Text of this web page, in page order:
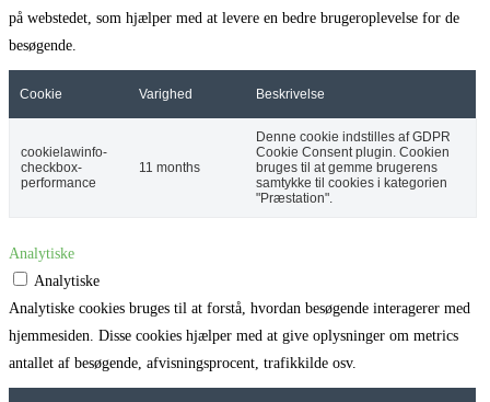
på webstedet, som hjælper med at levere en bedre brugeroplevelse for de
besøgende.
Cookie Varighed Beskrivelse
cookielawinfo-
checkbox-
performance
11 months
Denne cookie indstilles af GDPR
Cookie Consent plugin. Cookien
bruges til at gemme brugerens
samtykke til cookies i kategorien
"Præstation".
Analytiske
Analytiske
Analytiske cookies bruges til at forstå, hvordan besøgende interagerer med
hjemmesiden. Disse cookies hjælper med at give oplysninger om metrics
antallet af besøgende, afvisningsprocent, trafikkilde osv.